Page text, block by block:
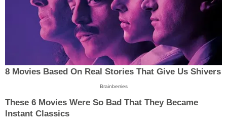
8 Movies Based On Real Stories That Give Us Shivers
Brainberries
These 6 Movies Were So Bad That They Became
Instant Classics